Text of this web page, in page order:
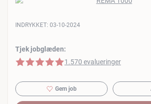
Tjek jobglæden:
5 af 5 stjerner
1.570 evalueringer
INDRYKKET: 03-10-2024
Gem job